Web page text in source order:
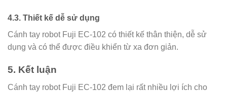
4.3. Thiết kế dễ sử dụng
Cánh tay robot Fuji EC-102 có thiết kế thân thiện, dễ sử
dụng và có thể được điều khiển từ xa đơn giản.
5. Kết luận
Cánh tay robot Fuji EC-102 đem lại rất nhiều lợi ích cho